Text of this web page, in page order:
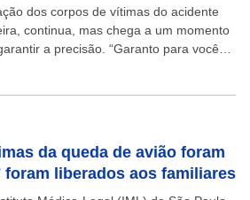
dos corpos de vítimas do acidente
continua, mas chega a um momento
a precisão. “Garanto para vocês
da queda de avião foram
foram liberados aos familiares